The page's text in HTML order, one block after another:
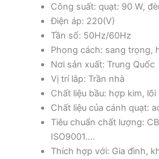
Công suất: quạt: 90 W,
Điện áp: 220(V)
Tần số: 50Hz/60Hz
Phong cách: sang trọng,
Nơi sản xuất: Trung Quốc
Vị trí lắp: Trần nhà
Chất liệu bầu: hợp kim, lõi
Chất liệu của cánh quạt:
Tiêu chuẩn chất lượng:
ISO9001….
Thích hợp với: Gia đình,